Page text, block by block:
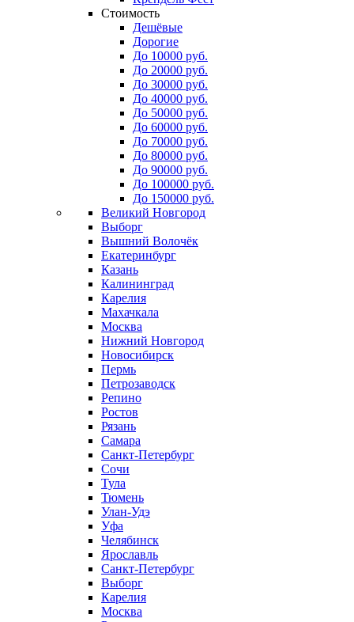
Стоимость
Дешёвые
Дорогие
До 10000 руб.
До 20000 руб.
До 30000 руб.
До 40000 руб.
До 50000 руб.
До 60000 руб.
До 70000 руб.
До 80000 руб.
До 90000 руб.
До 100000 руб.
До 150000 руб.
Великий Новгород
Выборг
Вышний Волочёк
Екатеринбург
Казань
Калининград
Карелия
Махачкала
Москва
Нижний Новгород
Новосибирск
Пермь
Петрозаводск
Репино
Ростов
Рязань
Самара
Санкт-Петербург
Сочи
Тула
Тюмень
Улан-Удэ
Уфа
Челябинск
Ярославль
Санкт-Петербург
Выборг
Карелия
Москва